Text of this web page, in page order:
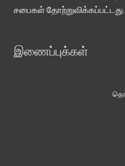
சபைகள்
இணைப்புக்கள்